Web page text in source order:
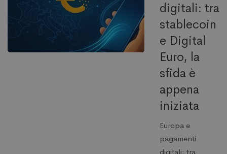
digitali: tra
stablecoin
e Digital
Euro, la
sfida è
appena
iniziata
Europa e
pagamenti
digitali: tra